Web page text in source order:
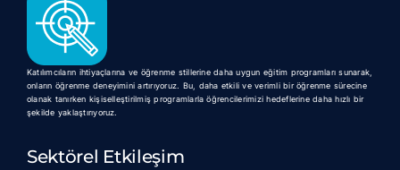
Katılımcıların ihtiyaçlarına ve öğrenme stillerine daha uygun eğitim programları sunarak,
onların öğrenme deneyimini artırıyoruz. Bu, daha etkili ve verimli bir öğrenme sürecine
olanak tanırken kişiselleştirilmiş programlarla öğrencilerimizi hedeflerine daha hızlı bir
şekilde yaklaştırıyoruz.
Sektörel Etkileşim